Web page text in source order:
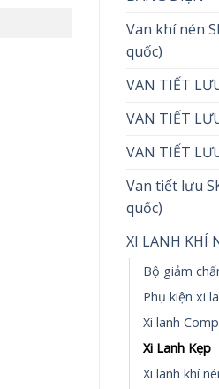
Van khí nén
quốc)
VAN TIẾT
VAN TIẾT
VAN TIẾT
Van tiết lưu
quốc)
XI LANH KHÍ
Bộ giảm
Phụ kiện xi
Xi lanh
Xi Lanh Kẹp
Xi lanh khí